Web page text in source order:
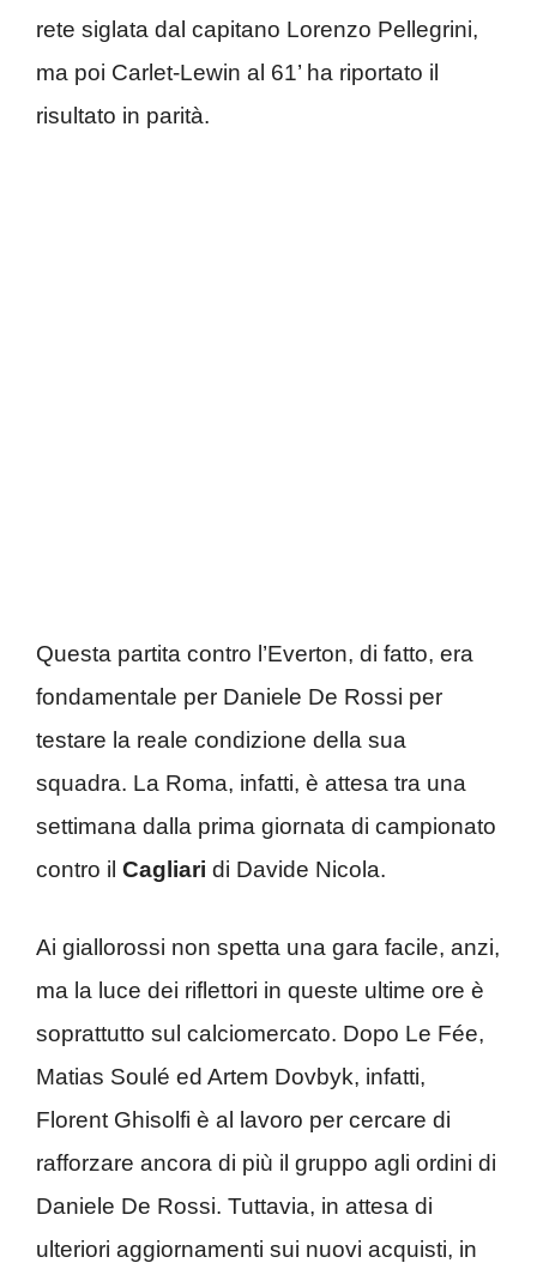
rete siglata dal capitano Lorenzo Pellegrini,
ma poi Carlet-Lewin al 61’ ha riportato il
risultato in parità.
Questa partita contro l’Everton, di fatto, era
fondamentale per Daniele De Rossi per
testare la reale condizione della sua
squadra. La Roma, infatti, è attesa tra una
settimana dalla prima giornata di campionato
contro il Cagliari di Davide Nicola.
Ai giallorossi non spetta una gara facile, anzi,
ma la luce dei riflettori in queste ultime ore è
soprattutto sul calciomercato. Dopo Le Fée,
Matias Soulé ed Artem Dovbyk, infatti,
Florent Ghisolfi è al lavoro per cercare di
rafforzare ancora di più il gruppo agli ordini di
Daniele De Rossi. Tuttavia, in attesa di
ulteriori aggiornamenti sui nuovi acquisti, in